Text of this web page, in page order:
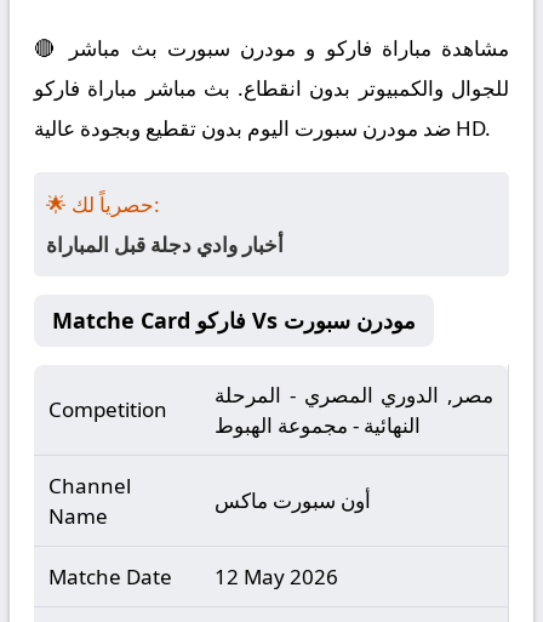
🔴 مشاهدة مباراة فاركو و مودرن سبورت بث مباشر
للجوال والكمبيوتر بدون انقطاع. بث مباشر مباراة فاركو
ضد مودرن سبورت اليوم بدون تقطيع وبجودة عالية HD.
🌟 حصرياً لك:
أخبار وادي دجلة قبل المباراة
Matche Card فاركو Vs مودرن سبورت
Competition
مصر, الدوري المصري - المرحلة
النهائية - مجموعة الهبوط
Channel
Name
أون سبورت ماكس
Matche Date 12 May 2026